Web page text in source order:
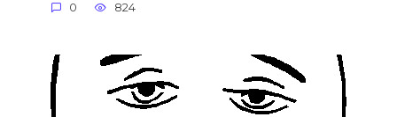
0 824